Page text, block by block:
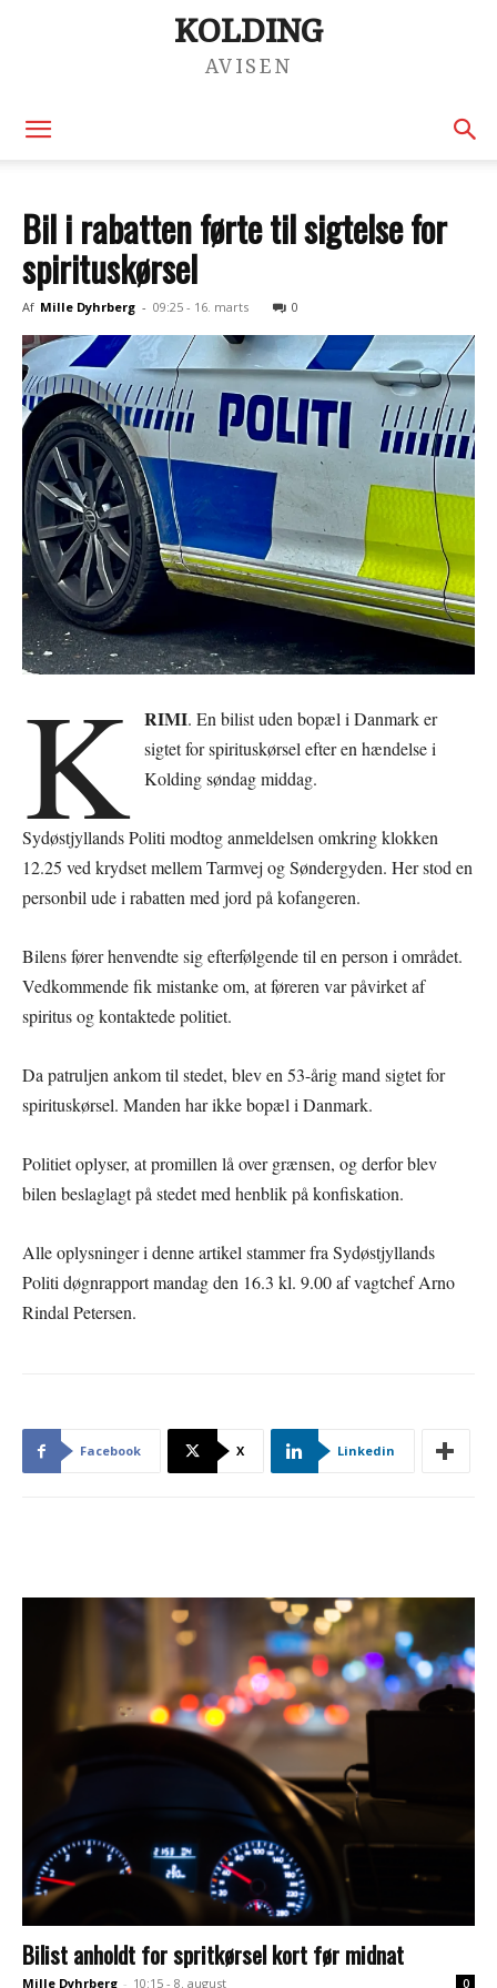
KOLDING
AVISEN
Bil i rabatten førte til sigtelse for
spirituskørsel
Af Mille Dyhrberg - 09:25 - 16. marts 0
K RIMI. En bilist uden bopæl i Danmark er
sigtet for spirituskørsel efter en hændelse i
Kolding søndag middag.
Sydøstjyllands Politi modtog anmeldelsen omkring klokken
12.25 ved krydset mellem Tarmvej og Søndergyden. Her stod en
personbil ude i rabatten med jord på kofangeren.
Bilens fører henvendte sig efterfølgende til en person i området.
Vedkommende fik mistanke om, at føreren var påvirket af
spiritus og kontaktede politiet.
Da patruljen ankom til stedet, blev en 53-årig mand sigtet for
spirituskørsel. Manden har ikke bopæl i Danmark.
Politiet oplyser, at promillen lå over grænsen, og derfor blev
bilen beslaglagt på stedet med henblik på konfiskation.
Alle oplysninger i denne artikel stammer fra Sydøstjyllands
Politi døgnrapport mandag den 16.3 kl. 9.00 af vagtchef Arno
Rindal Petersen.
Facebook X Linkedin
Bilist anholdt for spritkørsel kort før midnat
Mille Dyhrberg - 10:15 - 8. august 0